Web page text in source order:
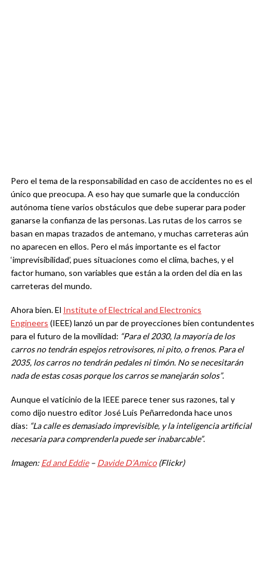
Pero el tema de la responsabilidad en caso de accidentes no es el
único que preocupa. A eso hay que sumarle que la conducción
autónoma tiene varios obstáculos que debe superar para poder
ganarse la confianza de las personas. Las rutas de los carros se
basan en mapas trazados de antemano, y muchas carreteras aún
no aparecen en ellos. Pero el más importante es el factor
‘imprevisibilidad’, pues situaciones como el clima, baches, y el
factor humano, son variables que están a la orden del día en las
carreteras del mundo.
Ahora bien. El Institute of Electrical and Electronics
Engineers (IEEE) lanzó un par de proyecciones bien contundentes
para el futuro de la movilidad: “Para el 2030, la mayoría de los
carros no tendrán espejos retrovisores, ni pito, o frenos. Para el
2035, los carros no tendrán pedales ni timón. No se necesitarán
nada de estas cosas porque los carros se manejarán solos”.
Aunque el vaticinio de la IEEE parece tener sus razones, tal y
como dijo nuestro editor José Luis Peñarredonda hace unos
días: “La calle es demasiado imprevisible, y la inteligencia artificial
necesaria para comprenderla puede ser inabarcable”.
Imagen: Ed and Eddie– Davide D’Amico(Flickr)